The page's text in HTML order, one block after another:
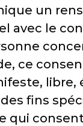
un
avec le
ce
libre,
fins
qui